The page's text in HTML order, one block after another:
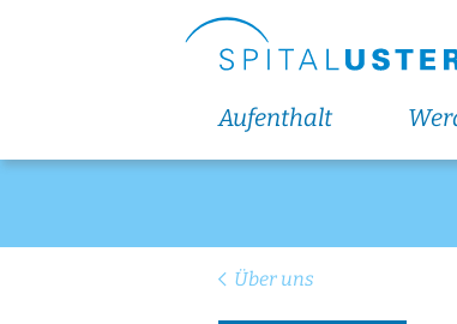
Aufenthalt
Über uns